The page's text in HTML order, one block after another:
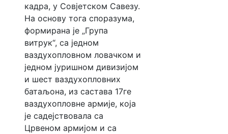
кадра, у Совјетском Савезу.
На основу тога споразума,
формирана је „Група
витрук“, са једном
ваздухопловном ловачком и
једном јуришном дивизијом
и шест ваздухопловних
батаљона, из састава 17ге
ваздухопловне армије, која
је садејствовала са
Црвеном армијом и са